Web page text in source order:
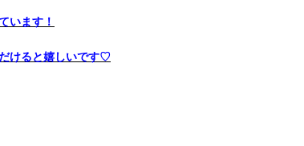
います！
けると嬉しいです♡